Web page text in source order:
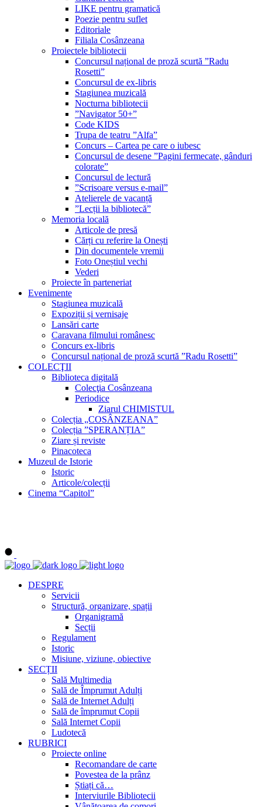
LIKE pentru gramatică
Poezie pentru suflet
Editoriale
Filiala Cosânzeana
Proiectele bibliotecii
Concursul național de proză scurtă ”Radu
Rosetti”
Concursul de ex-libris
Stagiunea muzicală
Nocturna bibliotecii
”Navigator 50+”
Code KIDS
Trupa de teatru ”Alfa”
Concurs – Cartea pe care o iubesc
Concursul de desene ”Pagini fermecate, gânduri
colorate”
Concursul de lectură
”Scrisoare versus e-mail”
Atelierele de vacanță
”Lecții la bibliotecă”
Memoria locală
Articole de presă
Cărți cu referire la Onești
Din documentele vremii
Foto Oneștiul vechi
Vederi
Proiecte în parteneriat
Evenimente
Stagiunea muzicală
Expoziții și vernisaje
Lansări carte
Caravana filmului românesc
Concurs ex-libris
Concursul național de proză scurtă ”Radu Rosetti”
COLECŢII
Biblioteca digitală
Colecţia Cosânzeana
Periodice
Ziarul CHIMISTUL
Colecția „COSÂNZEANA”
Colecția ”SPERANȚIA”
Ziare și reviste
Pinacoteca
Muzeul de Istorie
Istoric
Articole/colecții
Cinema “Capitol”
DESPRE
Servicii
Structură, organizare, spații
Organigramă
Secții
Regulament
Istoric
Misiune, viziune, obiective
SECȚII
Sală Multimedia
Sală de Împrumut Adulți
Sală de Internet Adulți
Sală de împrumut Copii
Sală Internet Copii
Ludotecă
RUBRICI
Proiecte online
Recomandare de carte
Povestea de la prânz
Știați că…
Interviurile Bibliotecii